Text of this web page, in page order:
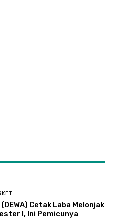
Cetak Laba Melonjak
I, Ini Pemicunya